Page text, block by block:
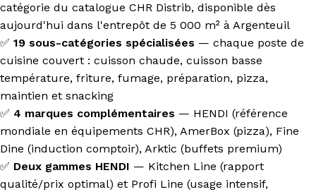
catégorie du catalogue CHR Distrib, disponible dès
aujourd'hui dans l'entrepôt de 5 000 m² à Argenteuil
✅ 19 sous-catégories spécialisées — chaque poste de
cuisine couvert : cuisson chaude, cuisson basse
température, friture, fumage, préparation, pizza,
maintien et snacking
✅ 4 marques complémentaires — HENDI (référence
mondiale en équipements CHR), AmerBox (pizza), Fine
Dine (induction comptoir), Arktic (buffets premium)
✅ Deux gammes HENDI — Kitchen Line (rapport
qualité/prix optimal) et Profi Line (usage intensif,